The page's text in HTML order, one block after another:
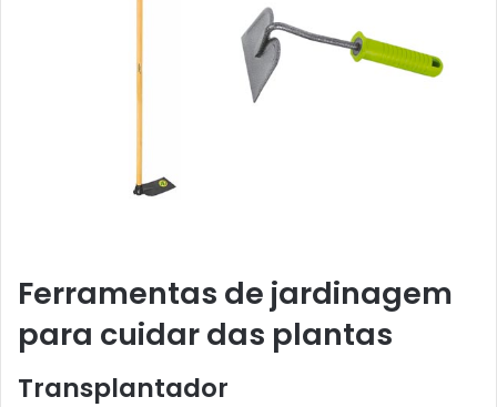
Ferramentas de jardinagem
para cuidar das plantas
Transplantador